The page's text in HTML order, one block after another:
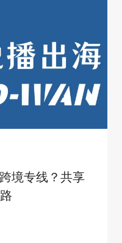
境专线？共享